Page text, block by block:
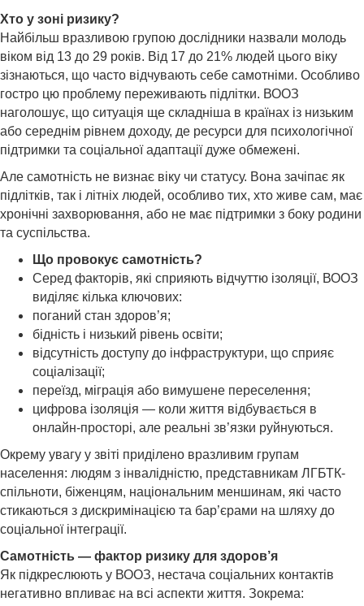
Хто у зоні ризику?
Найбільш вразливою групою дослідники назвали молодь
віком від 13 до 29 років. Від 17 до 21% людей цього віку
зізнаються, що часто відчувають себе самотніми. Особливо
гостро цю проблему переживають підлітки. ВООЗ
наголошує, що ситуація ще складніша в країнах із низьким
або середнім рівнем доходу, де ресурси для психологічної
підтримки та соціальної адаптації дуже обмежені.
Але самотність не визнає віку чи статусу. Вона зачіпає як
підлітків, так і літніх людей, особливо тих, хто живе сам, має
хронічні захворювання, або не має підтримки з боку родини
та суспільства.
Що провокує самотність?
Серед факторів, які сприяють відчуттю ізоляції, ВООЗ
виділяє кілька ключових:
поганий стан здоров’я;
бідність і низький рівень освіти;
відсутність доступу до інфраструктури, що сприяє
соціалізації;
переїзд, міграція або вимушене переселення;
цифрова ізоляція — коли життя відбувається в
онлайн-просторі, але реальні зв’язки руйнуються.
Окрему увагу у звіті приділено вразливим групам
населення: людям з інвалідністю, представникам ЛГБТК-
спільноти, біженцям, національним меншинам, які часто
стикаються з дискримінацією та бар’єрами на шляху до
соціальної інтеграції.
Самотність — фактор ризику для здоров’я
Як підкреслюють у ВООЗ, нестача соціальних контактів
негативно впливає на всі аспекти життя. Зокрема: